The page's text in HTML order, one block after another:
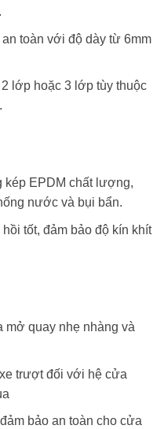
toàn với độ dày từ 6mm
lớp hoặc 3 lớp tùy thuộc
kép EPDM chất lượng,
nước và bụi bẩn.
tốt, đảm bảo độ kín khít
mở quay nhẹ nhàng và
trượt đối với hệ cửa
bảo an toàn cho cửa